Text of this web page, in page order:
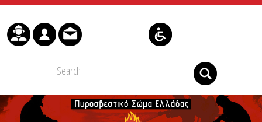
Skip to Content